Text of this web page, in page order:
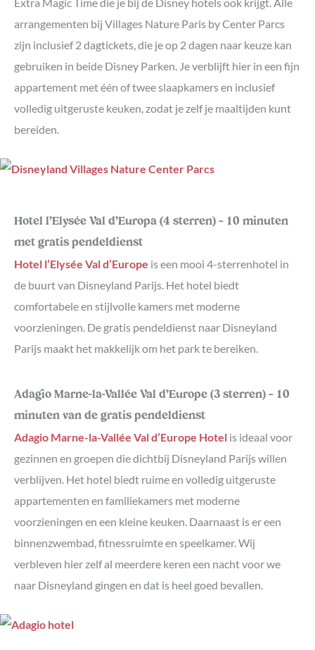
arrangementen bij Villages Nature Paris by Center Parcs
zijn inclusief 2 dagtickets, die je op 2 dagen naar keuze kan
gebruiken in beide Disney Parken. Je verblijft hier in een fijn
appartement met één of twee slaapkamers en inclusief
volledig uitgeruste keuken, zodat je zelf je maaltijden kunt
bereiden.
Hotel l’Elysée Val d’Europa (4 sterren) – 10 minuten
met gratis pendeldienst
Hotel l’Elysée Val d’Europe is een mooi 4-sterrenhotel in
de buurt van Disneyland Parijs. Het hotel biedt
comfortabele en stijlvolle kamers met moderne
voorzieningen. De gratis pendeldienst naar Disneyland
Parijs maakt het makkelijk om het park te bereiken.
Adagio Marne-la-Vallée Val d’Europe (3 sterren) – 10
minuten van de gratis pendeldienst
Adagio Marne-la-Vallée Val d’Europe Hotel is ideaal voor
gezinnen en groepen die dichtbij Disneyland Parijs willen
verblijven. Het hotel biedt ruime en volledig uitgeruste
appartementen en familiekamers met moderne
voorzieningen en een kleine keuken. Daarnaast is er een
binnenzwembad, fitnessruimte en speelkamer. Wij
verbleven hier zelf al meerdere keren een nacht voor we
naar Disneyland gingen en dat is heel goed bevallen.